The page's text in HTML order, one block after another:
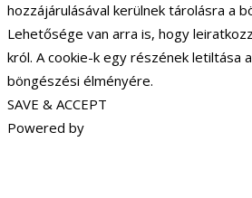
hozzájárulásával kerülnek tárolásra a
Lehetősége van arra is, hogy
król. A cookie-k egy részének letiltása
böngészési élményére.
SAVE & ACCEPT
Powered by